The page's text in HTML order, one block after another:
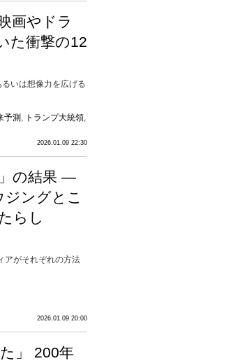
画やドラ
た衝撃の12
いは想像力を広げる
予測 , トランプ大統領,
2026.01.09 22:30
の結果 ―
ングとこ
らし
がそれぞれの方法
2026.01.09 20:00
」 200年